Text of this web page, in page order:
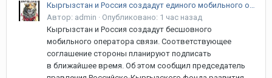
Кыргызстан и Россия создадут единого мобильного оператора
Автор: admin · Опубликовано: 1 час назад
Кыргызстан и Россия создадут бесшовного
мобильного оператора связи. Соответствующее
соглашение стороны планируют подписать
в ближайшее время. Об этом сообщил председатель